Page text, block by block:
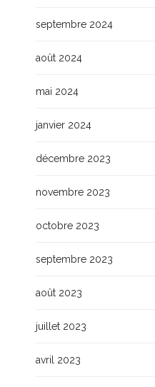
septembre 2024
août 2024
mai 2024
janvier 2024
décembre 2023
novembre 2023
octobre 2023
septembre 2023
août 2023
juillet 2023
avril 2023